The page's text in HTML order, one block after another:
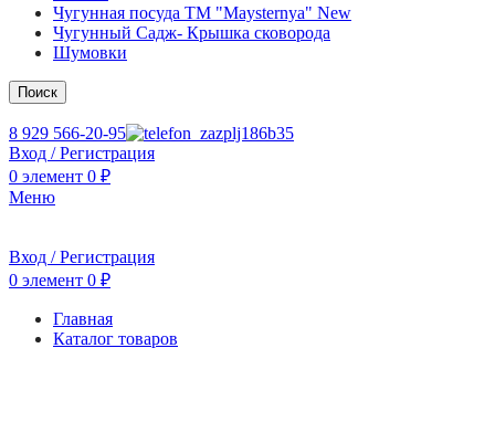
Чугунная посуда TM "Maysternya" New
Чугунный Садж- Крышка сковорода
Шумовки
Поиск
8 929 566-20-95
Вход / Регистрация
0 элемент 0 ₽
Меню
Вход / Регистрация
0 элемент 0 ₽
Главная
Каталог товаров